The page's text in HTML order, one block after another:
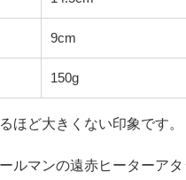
9cm
150g
ほど大きくない印象です。
ルマンの遠赤ヒーターアタ